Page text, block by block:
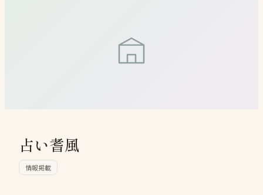
占い耆風
情報掲載